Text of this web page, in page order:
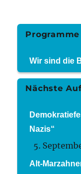
Programme
Wir sind die
Nächste
Nazis“
5.
Alt-